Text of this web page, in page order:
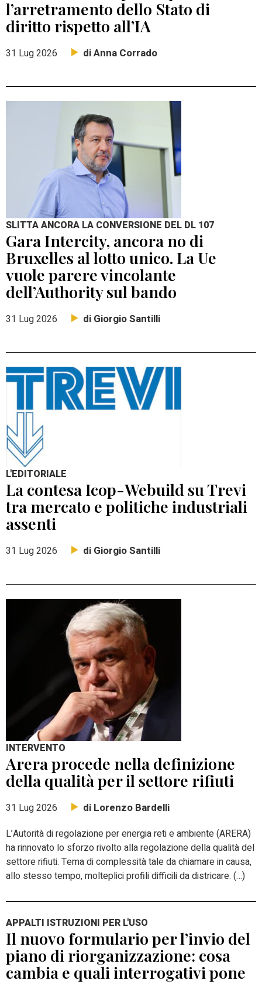
l’arretramento dello Stato di
diritto rispetto all’IA
31 Lug 2026 di Anna Corrado
SLITTA ANCORA LA CONVERSIONE DEL DL 107
Gara Intercity, ancora no di
Bruxelles al lotto unico. La Ue
vuole parere vincolante
dell’Authority sul bando
31 Lug 2026 di Giorgio Santilli
L'EDITORIALE
La contesa Icop-Webuild su Trevi
tra mercato e politiche industriali
assenti
31 Lug 2026 di Giorgio Santilli
INTERVENTO
Arera procede nella definizione
della qualità per il settore rifiuti
31 Lug 2026 di Lorenzo Bardelli
L’Autorità di regolazione per energia reti e ambiente (ARERA)
ha rinnovato lo sforzo rivolto alla regolazione della qualità del
settore rifiuti. Tema di complessità tale da chiamare in causa,
allo stesso tempo, molteplici profili difficili da districare. (…)
APPALTI ISTRUZIONI PER L'USO
Il nuovo formulario per l’invio del
piano di riorganizzazione: cosa
cambia e quali interrogativi pone